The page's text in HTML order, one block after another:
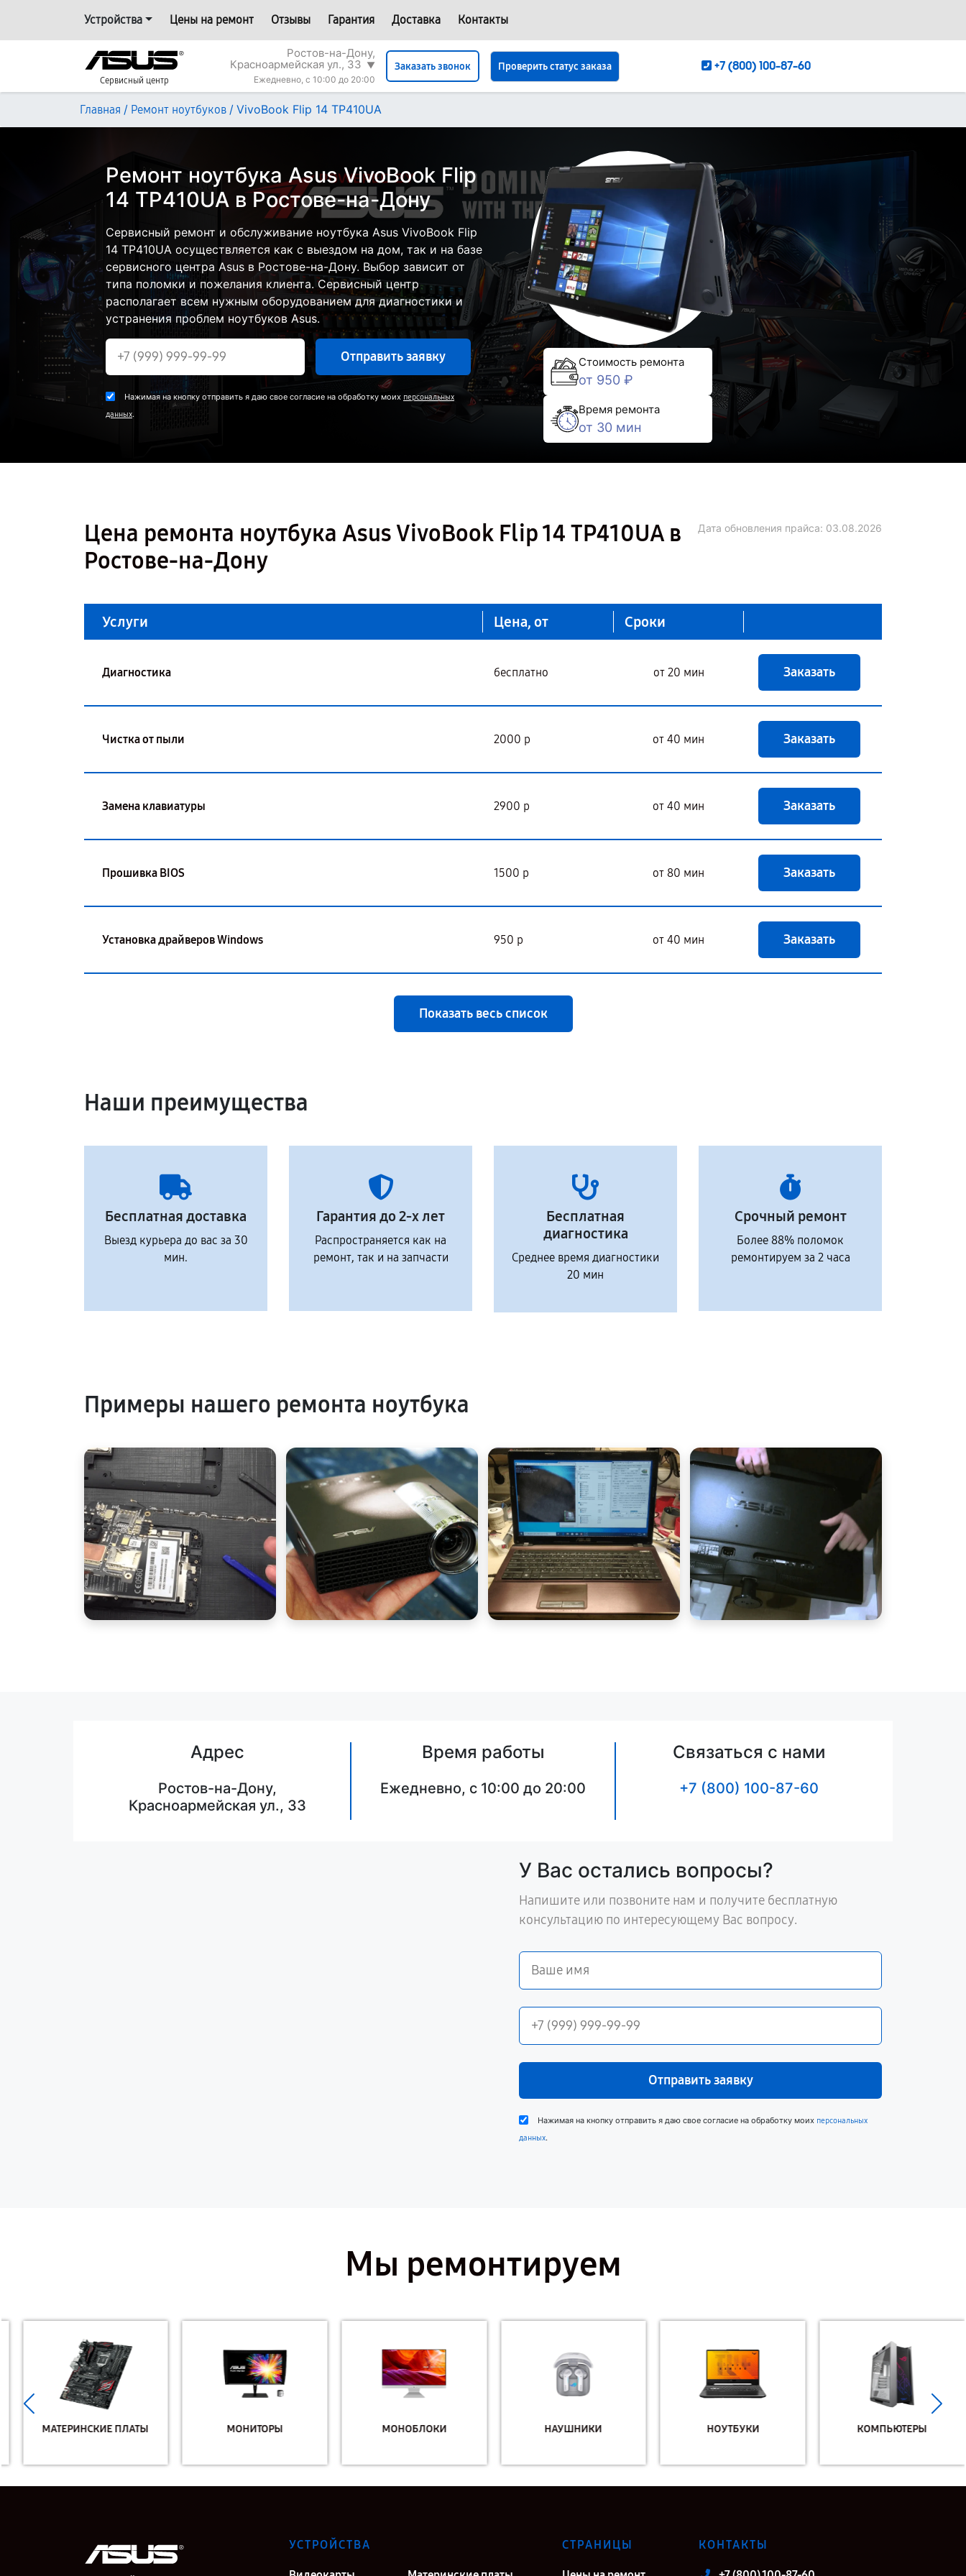
Устройства Цены на ремонт Отзывы Гарантия Доставка Контакты
Сервисный центр
Ростов-на-Дону,
Красноармейская ул., 33 ▼
Ежедневно, с 10:00 до 20:00
Заказать звонок Проверить статус заказа +7 (800) 100-87-60
Главная / Ремонт ноутбуков / VivoBook Flip 14 TP410UA
Ремонт ноутбука Asus VivoBook Flip
14 TP410UA в Ростове-на-Дону
Сервисный ремонт и обслуживание ноутбука Asus VivoBook Flip
14 TP410UA осуществляется как с выездом на дом, так и на базе
сервисного центра Asus в Ростове-на-Дону. Выбор зависит от
типа поломки и пожелания клиента. Сервисный центр
располагает всем нужным оборудованием для диагностики и
устранения проблем ноутбуков Asus.
Отправить заявку
Нажимая на кнопку отправить я даю свое согласие на обработку моих персональных
данных.
Стоимость ремонта
от 950 ₽
Время ремонта
от 30 мин
Цена ремонта ноутбука Asus VivoBook Flip 14 TP410UA в
Ростове-на-Дону
Дата обновления прайса: 03.08.2026
Услуги Цена, от Сроки
Диагностика бесплатно от 20 мин Заказать
Чистка от пыли 2000 р от 40 мин Заказать
Замена клавиатуры 2900 р от 40 мин Заказать
Прошивка BIOS 1500 р от 80 мин Заказать
Установка драйверов Windows 950 р от 40 мин Заказать
Показать весь список
Наши преимущества
Бесплатная доставка
Выезд курьера до вас за 30
мин.
Гарантия до 2-х лет
Распространяется как на
ремонт, так и на запчасти
Бесплатная
диагностика
Среднее время диагностики
20 мин
Срочный ремонт
Более 88% поломок
ремонтируем за 2 часа
Примеры нашего ремонта ноутбука
Адрес
Ростов-на-Дону,
Красноармейская ул., 33
Время работы
Ежедневно, с 10:00 до 20:00
Связаться с нами
+7 (800) 100-87-60
У Вас остались вопросы?
Напишите или позвоните нам и получите бесплатную
консультацию по интересующему Вас вопросу.
Отправить заявку
Нажимая на кнопку отправить я даю свое согласие на обработку моих персональных
данных.
Мы ремонтируем
МАТЕРИНСКИЕ ПЛАТЫ МОНИТОРЫ МОНОБЛОКИ НАУШНИКИ НОУТБУКИ КОМПЬЮТЕРЫ
УСТРОЙСТВА СТРАНИЦЫ КОНТАКТЫ